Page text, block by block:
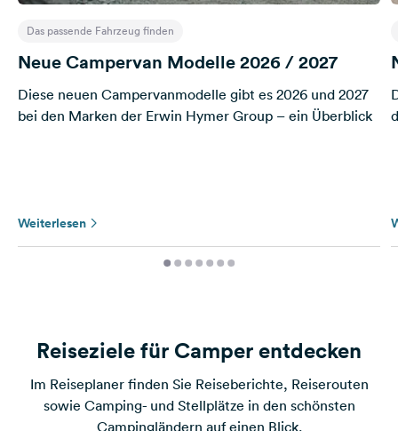
Das passende Fahrzeug finden
Neue Campervan Modelle 2026 / 2027
Diese neuen Campervanmodelle gibt es 2026 und 2027
bei den Marken der Erwin Hymer Group – ein Überblick
Weiterlesen
Reiseziele für Camper entdecken
Im Reiseplaner finden Sie Reiseberichte, Reiserouten
sowie Camping- und Stellplätze in den schönsten
Campingländern auf einen Blick.